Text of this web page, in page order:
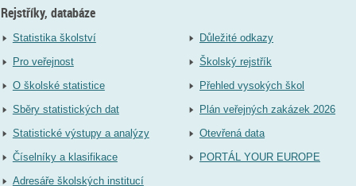
Rejstříky, databáze
Statistika školství
Pro veřejnost
O školské statistice
Sběry statistických dat
Statistické výstupy a analýzy
Číselníky a klasifikace
Adresáře školských institucí
Důležité odkazy
Školský rejstřík
Přehled vysokých škol
Plán veřejných zakázek 2026
Otevřená data
PORTÁL YOUR EUROPE